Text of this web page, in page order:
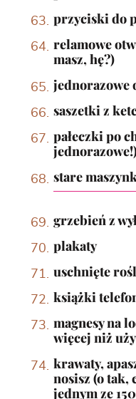
przyciski do
relamowe
masz, hę?)
jednorazowe
saszetki z
pałeczki po
stare
grzebień z
plakaty
uschnięte
książki
magnesy na
więcej niż
krawaty,
nosisz (o tak,
jednym ze